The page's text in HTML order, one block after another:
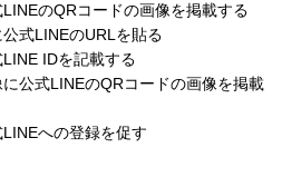
のQRコードの画像を掲載する
式LINEのURLを貼る
IDを記載する
公式LINEのQRコードの画像を掲載
への登録を促す